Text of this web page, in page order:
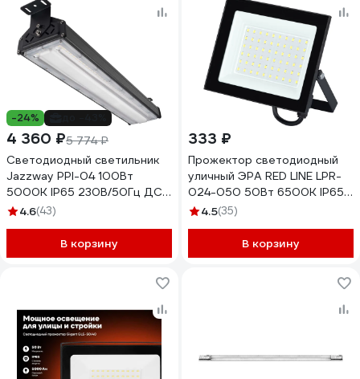
-24%
4 360 ₽5 774 ₽
Светодиодный светильник
Jazzway PPI-04 100Вт
5000К IP65 230В/50Гц ДСП
для высоких пролетов
4.6(43)
В корзину
333 ₽
Прожектор светодиодный
уличный ЭРА RED LINE LPR-
024-050 50Вт 6500K IP65
влагозащищенный Б0059614
4.5(35)
В корзину